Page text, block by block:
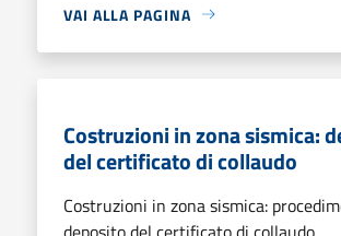
VAI ALLA PAGINA
Costruzioni in zona sismica:
del certificato di collaudo
Costruzioni in zona sismica: